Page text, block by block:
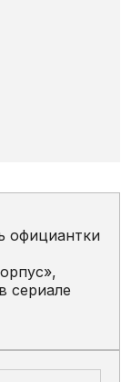
официантки
сериале